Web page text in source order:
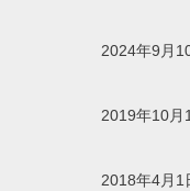
2024年9月
2019年10月
2018年4月1